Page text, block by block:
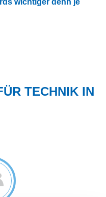
TECHNIK IN